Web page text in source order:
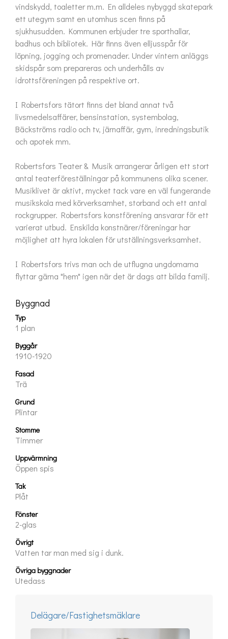
Delägare/Fastighetsmäklare
vindskydd, toaletter m.m. En alldeles nybyggd skatepark
ett utegym samt en utomhus scen finns på
sjukhusudden. Kommunen erbjuder tre sporthallar,
badhus och bibliotek. Här finns även elljusspår för
löpning, jogging och promenader. Under vintern anläggs
skidspår som prepareras och underhålls av
idrottsföreningen på respektive ort.
I Robertsfors tätort finns det bland annat två
livsmedelsaffärer, bensinstation, systembolag,
Bäckströms radio och tv, järnaffär, gym, inredningsbutik
och apotek mm.
Robertsfors Teater & Musik arrangerar årligen ett stort
antal teaterföreställningar på kommunens olika scener.
Musiklivet är aktivt, mycket tack vare en väl fungerande
musikskola med körverksamhet, storband och ett antal
rockgrupper. Robertsfors konstförening ansvarar för ett
varierat utbud. Enskilda konstnärer/föreningar har
möjlighet att hyra lokalen för utställningsverksamhet.
I Robertsfors trivs man och de utflugna ungdomarna
flyttar gärna "hem" igen när det är dags att bilda familj.
Byggnad
Typ
1 plan
Byggår
1910-1920
Fasad
Trä
Grund
Plintar
Stomme
Timmer
Uppvärmning
Öppen spis
Tak
Plåt
Fönster
2-glas
Övrigt
Vatten tar man med sig i dunk.
Övriga byggnader
Utedass